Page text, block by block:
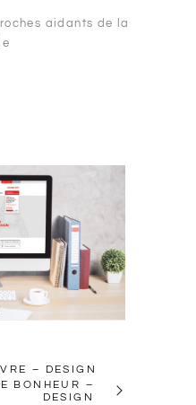
aidants de la
– DESIGN
BONHEUR –
DESIGN